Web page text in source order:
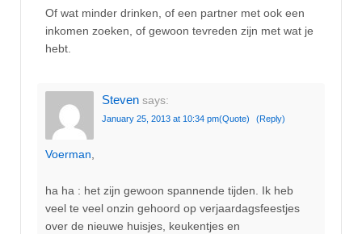
Of wat minder drinken, of een partner met ook een
inkomen zoeken, of gewoon tevreden zijn met wat je
hebt.
Steven says:
January 25, 2013 at 10:34 pm(Quote) (Reply)
Voerman,
ha ha : het zijn gewoon spannende tijden. Ik heb
veel te veel onzin gehoord op verjaardagsfeestjes
over de nieuwe huisjes, keukentjes en